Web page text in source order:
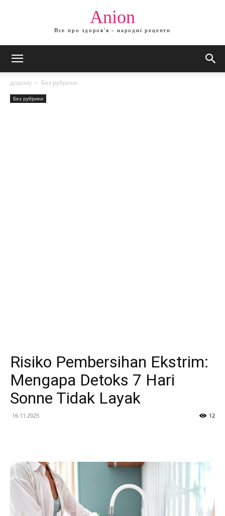
Anion
Все про здоров'я - народні рецепти
додому Без рубрики
Без рубрики
Risiko Pembersihan Ekstrim:
Mengapa Detoks 7 Hari
Sonne Tidak Layak
16.11.2025 12